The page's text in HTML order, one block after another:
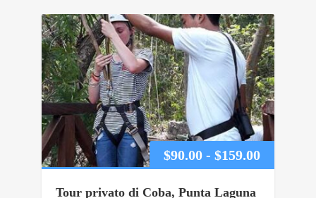
$179.00
$90.00 - $159.00Fascia
Tour privato di Coba, Punta Laguna